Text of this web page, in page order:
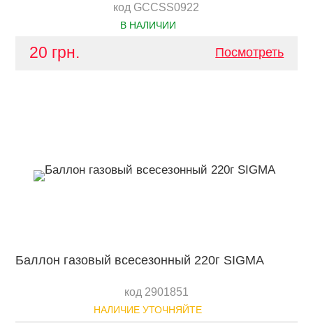
код GCCSS0922
В НАЛИЧИИ
20 грн. Посмотреть
Баллон газовый всесезонный 220г SIGMA
код 2901851
НАЛИЧИЕ УТОЧНЯЙТЕ